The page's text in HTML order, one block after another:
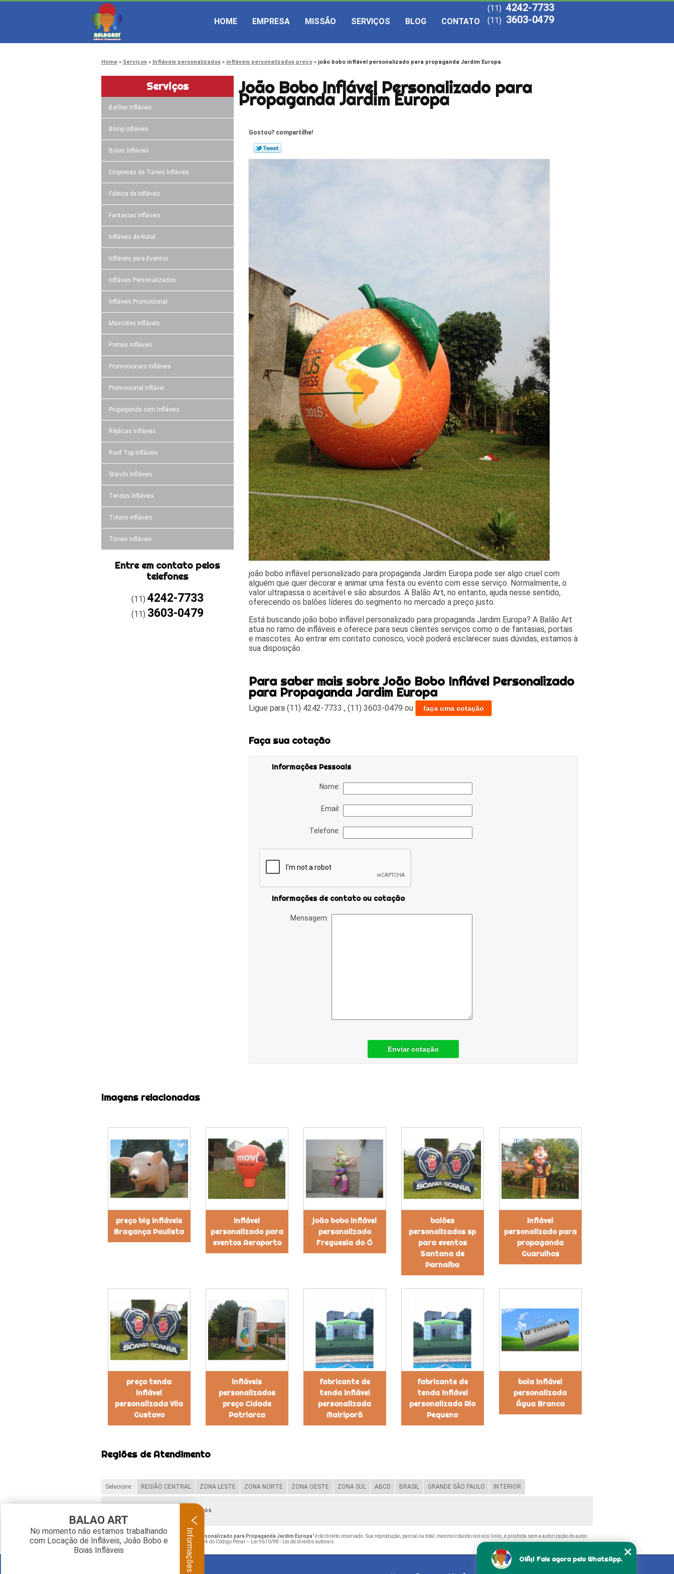
HOME EMPRESA MISSÃO SERVIÇOS BLOG CONTATO
(11) 4242-7733
(11) 3603-0479
Home Serviços Infláveis personalizados infláveis personalizados preço joão bobo inflável personalizado para propaganda Jardim Europa
Serviços
Balões Infláveis
Blimp infláveis
Bolas Infláveis
Empresas de Túneis Infláveis
Fábrica de Infláveis
Fantasias Infláveis
Infláveis de Natal
Infláveis para Eventos
Infláveis Personalizados
Infláveis Promocional
Mascotes Infláveis
Portais Infláveis
Promocionais Infláveis
Promocional Inflável
Propaganda com Infláveis
Réplicas Infláveis
Roof Top Infláveis
Stands Infláveis
Tendas Infláveis
Totens infláveis
Túneis Infláveis
Entre em contato pelos
telefones
(11) 4242-7733
(11) 3603-0479
João Bobo Inflável Personalizado para
Propaganda Jardim Europa
Gostou? compartilhe!
joão bobo inflável personalizado para propaganda Jardim Europa pode ser algo cruel com
alguém que quer decorar e animar uma festa ou evento com esse serviço. Normalmente, o
valor ultrapassa o aceitável e são absurdos. A Balão Art, no entanto, ajuda nesse sentido,
oferecendo os balões líderes do segmento no mercado a preço justo.
Está buscando joão bobo inflável personalizado para propaganda Jardim Europa? A Balão Art
atua no ramo de infláveis e oferece para seus clientes serviços como o de fantasias, portais
e mascotes. Ao entrar em contato conosco, você poderá esclarecer suas dúvidas, estamos à
sua disposição.
Para saber mais sobre João Bobo Inflável Personalizado
para Propaganda Jardim Europa
Ligue para (11) 4242-7733 , (11) 3603-0479 ou faça uma cotação
Faça sua cotação
Informações Pessoais
Nome:
Email:
Telefone:
Informações de contato ou cotação
Mensagem:
Enviar cotação
Imagens relacionadas
preço big infláveis
Bragança Paulista
inflável
personalizado para
eventos Aeroporto
joão bobo inflável
personalizado
Freguesia do Ó
balões
personalizados sp
para eventos
Santana de
Parnaíba
inflável
personalizado para
propaganda
Guarulhos
preço tenda
inflável
personalizada Vila
Gustavo
infláveis
personalizados
preço Cidade
Patriarca
fabricante de
tenda inflável
personalizada
Mairiporã
fabricante de
tenda inflável
personalizada Rio
Pequeno
bola inflável
personalizada
Água Branca
Regiões de Atendimento
Selecione: REGIÃO CENTRAL ZONA LESTE ZONA NORTE ZONA OESTE ZONA SUL ABCD BRASIL GRANDE SÃO PAULO INTERIOR
Verifique as regiões que atendemos
O conteúdo do texto " João Bobo Inflável Personalizado para Propaganda Jardim Europa" é de direito reservado. Sua reprodução, parcial ou total, mesmo citando nossos links, é proibida sem a autorização do autor.
Crime de violação de direito autoral – artigo 184 do Código Penal –
Lei 9610/98 - Lei de direitos autorais
OlÃ¡! Fale agora pelo WhatsApp.
BALAO ART
No momento não estamos trabalhando
com Locação de Infláveis, João Bobo e
Boias Infláveis
Informações